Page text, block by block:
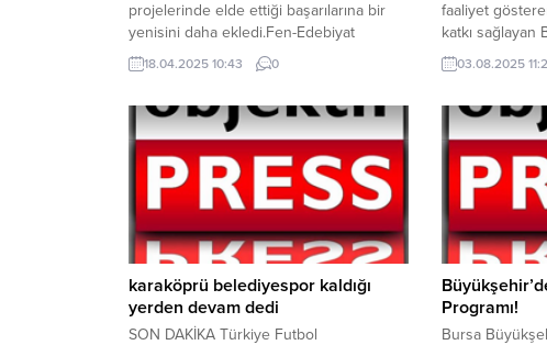
projelerinde elde ettiği başarılarına bir
yenisini daha ekledi.Fen-Edebiyat
Fakültesi bünyesinde hazırlanan
“Radyasyona Karşı Koruyucu Akıllı
Türkiye Bilimsel ve Teknolojik Araştırma
Kurumu (TÜBİTAK)tarafından
desteklenmeye hak kazandı. Teknolojinin
hızla geliştiği günümüzde, özellikle
sağlık, bilim, sanayi ve savunma
gibisektörlerde çalışan bireyler ciddi
oranda radyasyona maruz kalıyor. Bu...
18.04.2025 10:43 0
faaliyet
katkı sağlayan
gıda üretimi ve
yönelik eğitim
işletmelerin
kalitesini
programları
işletme
düzenlendi.
yoğun...
03.08.2025
karaköprü belediyespor kaldığı
yerden devam dedi
SON DAKİKA Türkiye Futbol
Programı!
Bursa